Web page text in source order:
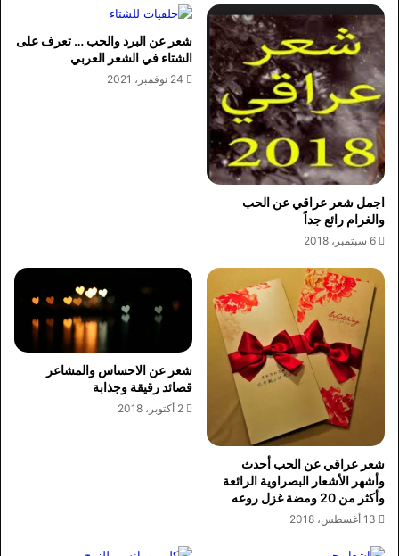
اجمل شعر عراقي عن الحب
والغرام رائع جداً
6 سبتمبر، 2018
شعر عن البرد والحب … تعرف على
الشتاء في الشعر العربي
24 نوفمبر، 2021
شعر عراقي عن الحب أحدث
وأشهر الأشعار البصراوية الرائعة
وأكثر من 20 ومضة غزل روعه
13 أغسطس، 2018
شعر عن الاحساس والمشاعر
قصائد رقيقة وجذابة
2 أكتوبر، 2018